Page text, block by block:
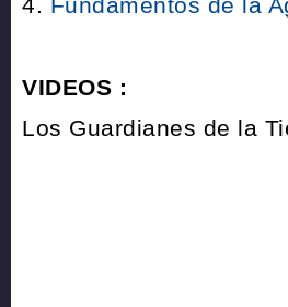
4. Fundamentos de la
VIDEOS :
Los Guardianes de la